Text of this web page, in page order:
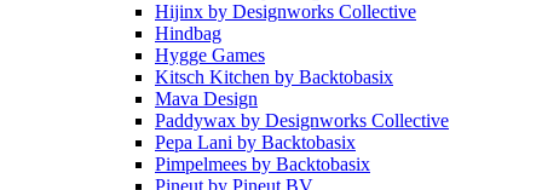
Hijinx by Designworks Collective
Hindbag
Hygge Games
Kitsch Kitchen by Backtobasix
Mava Design
Paddywax by Designworks Collective
Pepa Lani by Backtobasix
Pimpelmees by Backtobasix
Pineut by Pineut BV